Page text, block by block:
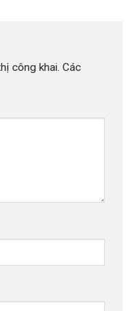
công khai. Các